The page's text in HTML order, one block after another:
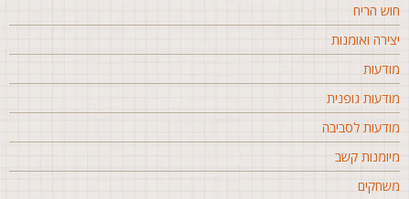
הריח
ואומנות
גופנית
לסביבה
קשב